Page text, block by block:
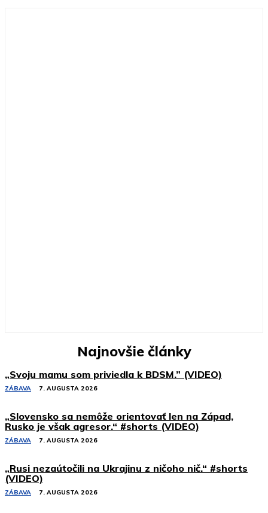
Najnovšie články
„Svoju mamu som priviedla k BDSM.” (VIDEO)
ZÁBAVA 7. AUGUSTA 2026
„Slovensko sa nemôže orientovať len na Západ,
Rusko je však agresor.“ #shorts (VIDEO)
ZÁBAVA 7. AUGUSTA 2026
„Rusi nezaútočili na Ukrajinu z ničoho nič.“ #shorts
(VIDEO)
ZÁBAVA 7. AUGUSTA 2026